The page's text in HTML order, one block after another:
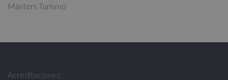
Másters Turismo
Acreditaciones: